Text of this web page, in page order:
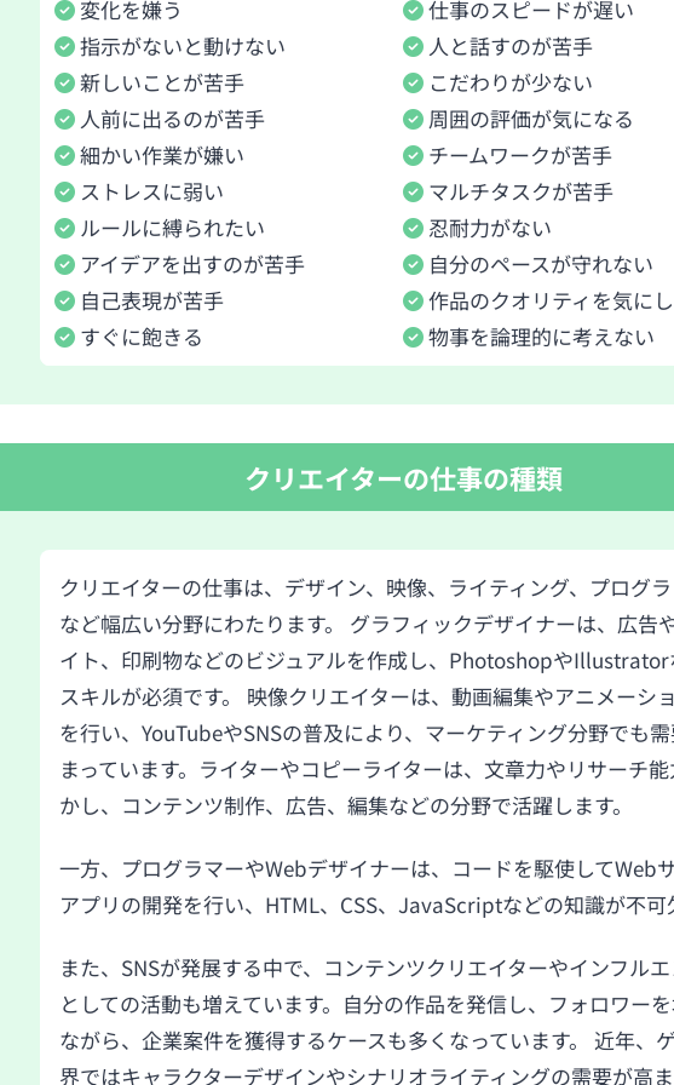
変化を嫌う
指示がないと動けない
新しいことが苦手
人前に出るのが苦手
細かい作業が嫌い
ストレスに弱い
ルールに縛られたい
アイデアを出すのが苦手
自己表現が苦手
すぐに飽きる
仕事のスピードが遅い
人と話すのが苦手
こだわりが少ない
周囲の評価が気になる
チームワークが苦手
マルチタスクが苦手
忍耐力がない
自分のペースが守れない
作品のクオリティを気に
物事を論理的に考えない
クリエイターの仕事の種類
クリエイターの仕事は、デザイン、映像、ライティング、プログ
など幅広い分野にわたります。 グラフィックデザイナーは、広告
イト、印刷物などのビジュアルを作成し、Photoshopや
スキルが必須です。 映像クリエイターは、動画編集やアニメーシ
を行い、YouTubeやSNSの普及により、マーケティング分野でも
まっています。ライターやコピーライターは、文章力やリサーチ
かし、コンテンツ制作、広告、編集などの分野で活躍します。
一方、プログラマーやWebデザイナーは、コードを駆使してWeb
アプリの開発を行い、HTML、CSS、JavaScriptなどの知識が不可
また、SNSが発展する中で、コンテンツクリエイターやインフル
としての活動も増えています。自分の作品を発信し、フォロワー
ながら、企業案件を獲得するケースも多くなっています。 近年、
界ではキャラクターデザインやシナリオライティングの需要が高